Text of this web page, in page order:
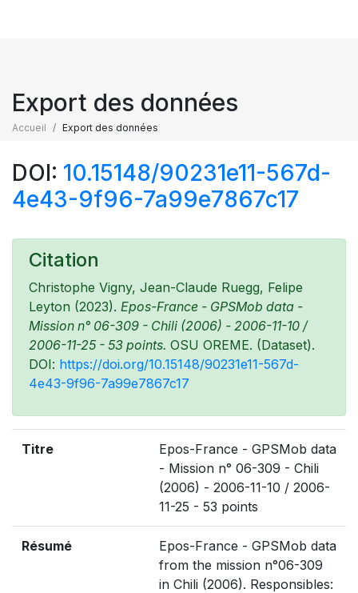
Export des données
Accueil Export des données
DOI: 10.15148/90231e11-567d-
4e43-9f96-7a99e7867c17
Citation
Christophe Vigny, Jean-Claude Ruegg, Felipe
Leyton (2023). Epos-France - GPSMob data -
Mission n° 06-309 - Chili (2006) - 2006-11-10 /
2006-11-25 - 53 points. OSU OREME. (Dataset).
DOI: https://doi.org/10.15148/90231e11-567d-
4e43-9f96-7a99e7867c17
Titre
Epos-France - GPSMob data
- Mission n° 06-309 - Chili
(2006) - 2006-11-10 / 2006-
11-25 - 53 points
Résumé
Epos-France - GPSMob data
from the mission n°06-309
in Chili (2006). Responsibles: